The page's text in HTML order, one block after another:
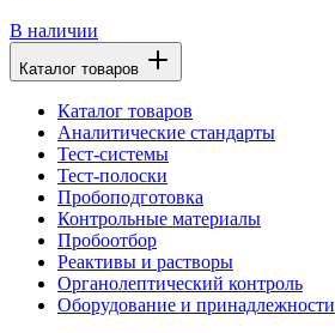
В наличии
Каталог товаров
Каталог товаров
Аналитические стандарты
Тест-системы
Тест-полоски
Пробоподготовка
Контрольные материалы
Пробоотбор
Реактивы и растворы
Органолептический контроль
Оборудование и принадлежности